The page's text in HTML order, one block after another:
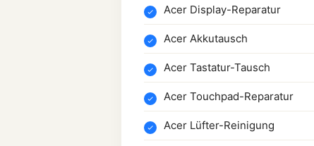
Acer Display-Reparatur
Acer Akkutausch
Acer Tastatur-Tausch
Acer Touchpad-Reparatur
Acer Lüfter-Reinigung